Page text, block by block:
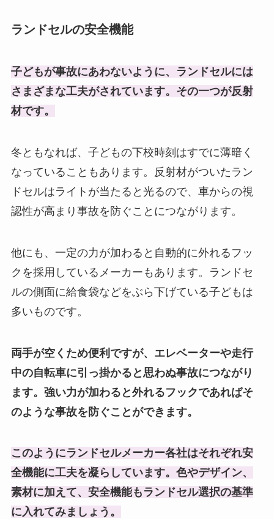
ランドセルの安全機能
子どもが事故にあわないように、ランドセルには
さまざまな工夫がされています。その一つが反射
材です。
冬ともなれば、子どもの下校時刻はすでに薄暗く
なっていることもあります。反射材がついたラン
ドセルはライトが当たると光るので、車からの視
認性が高まり事故を防ぐことにつながります。
他にも、一定の力が加わると自動的に外れるフッ
クを採用しているメーカーもあります。ランドセ
ルの側面に給食袋などをぶら下げている子どもは
多いものです。
両手が空くため便利ですが、エレベーターや走行
中の自転車に引っ掛かると思わぬ事故につながり
ます。強い力が加わると外れるフックであればそ
のような事故を防ぐことができます。
このようにランドセルメーカー各社はそれぞれ安
全機能に工夫を凝らしています。色やデザイン、
素材に加えて、安全機能もランドセル選択の基準
に入れてみましょう。